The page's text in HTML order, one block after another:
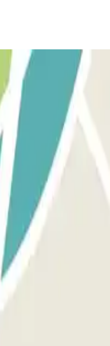
"Informations
utilisez le
le processus est le
importantes".